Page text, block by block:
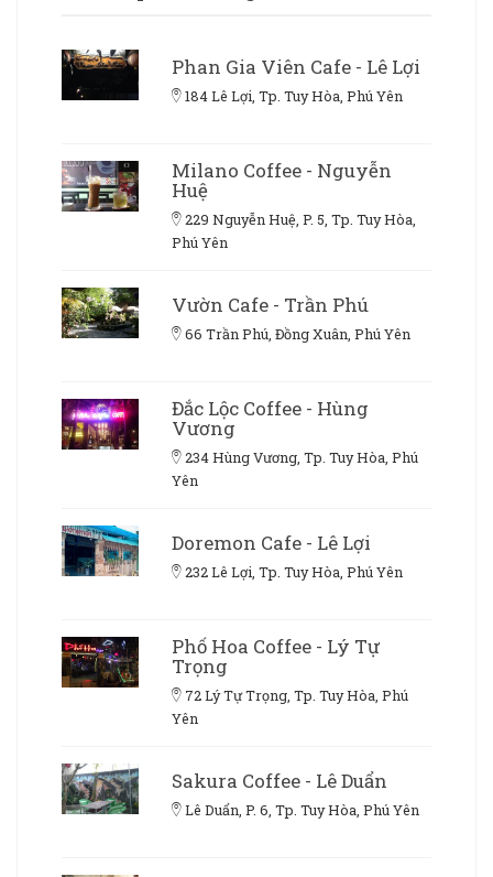
Phan Gia Viên Cafe - Lê Lợi
184 Lê Lợi, Tp. Tuy Hòa, Phú Yên
Milano Coffee - Nguyễn
Huệ
229 Nguyễn Huệ, P. 5, Tp. Tuy Hòa,
Phú Yên
Vườn Cafe - Trần Phú
66 Trần Phú, Đồng Xuân, Phú Yên
Đắc Lộc Coffee - Hùng
Vương
234 Hùng Vương, Tp. Tuy Hòa, Phú
Yên
Doremon Cafe - Lê Lợi
232 Lê Lợi, Tp. Tuy Hòa, Phú Yên
Phố Hoa Coffee - Lý Tự
Trọng
72 Lý Tự Trọng, Tp. Tuy Hòa, Phú
Yên
Sakura Coffee - Lê Duẩn
Lê Duẩn, P. 6, Tp. Tuy Hòa, Phú Yên